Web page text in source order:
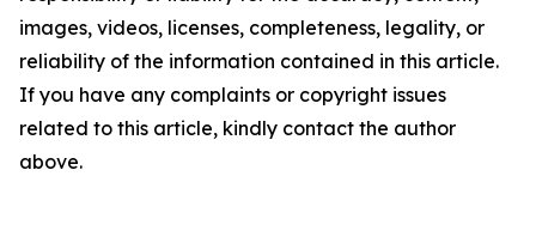
images, videos, licenses, completeness, legality, or
reliability of the information contained in this article.
If you have any complaints or copyright issues
related to this article, kindly contact the author
above.